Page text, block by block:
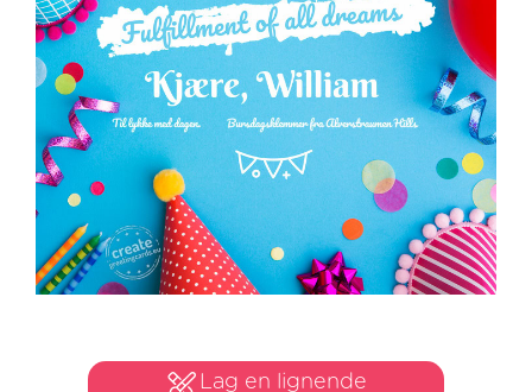
Lag en lignende